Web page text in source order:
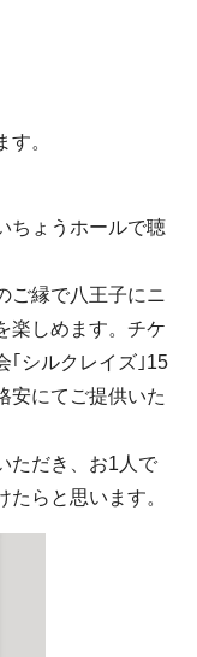
。
ちょうホールで聴
ご縁で八王子にニ
楽しめます。チケ
｢シルクレイズ｣15
安にてご提供いた
ただき、お1人で
らと思います。